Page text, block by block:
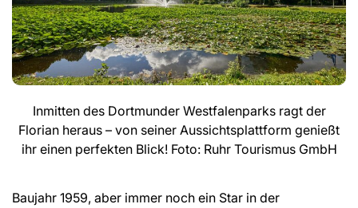
Inmitten des Dortmunder Westfalenparks ragt der
Florian heraus – von seiner Aussichtsplattform genießt
ihr einen perfekten Blick! Foto: Ruhr Tourismus GmbH
Baujahr 1959, aber immer noch ein Star in der